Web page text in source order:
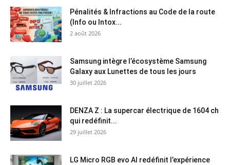
Pénalités & Infractions au Code de la route
(Info ou Intox...
2 août 2026
Samsung intègre l’écosystème Samsung
Galaxy aux Lunettes de tous les jours
30 juillet 2026
DENZA Z : La supercar électrique de 1604 ch
qui redéfinit...
29 juillet 2026
LG Micro RGB evo AI redéfinit l’expérience